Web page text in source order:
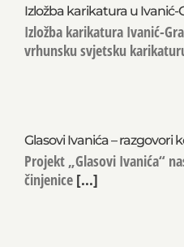
Izložba karikatura u Ivanić-
Izložba karikatura Ivanić-
vrhunsku svjetsku
Glasovi Ivanića – razgovori
Projekt „Glasovi Ivanića“
činjenice [...]